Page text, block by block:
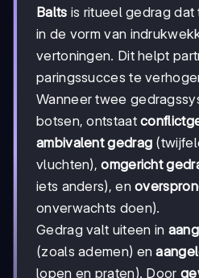
Balts is ritueel gedrag
in de vorm van
vertoningen. Dit helpt
paringssucces te
Wanneer twee
botsen, ontstaat
ambivalent gedrag
vluchten),omgericht
iets anders), en
onverwachts doen).
Gedrag valt uiteen in
(zoals ademen) en
lopen en praten). Door